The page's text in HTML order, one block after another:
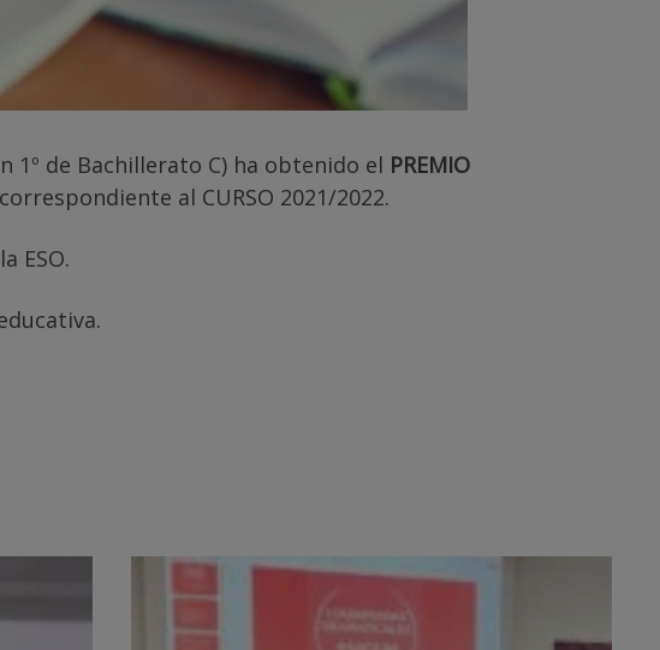
1º de Bachillerato C) ha obtenido el PREMIO
al CURSO 2021/2022.
ESO.